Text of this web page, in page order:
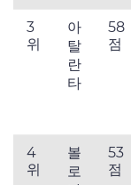
3
위
아
탈
란
타
58
점
4
위
볼
로
53
점